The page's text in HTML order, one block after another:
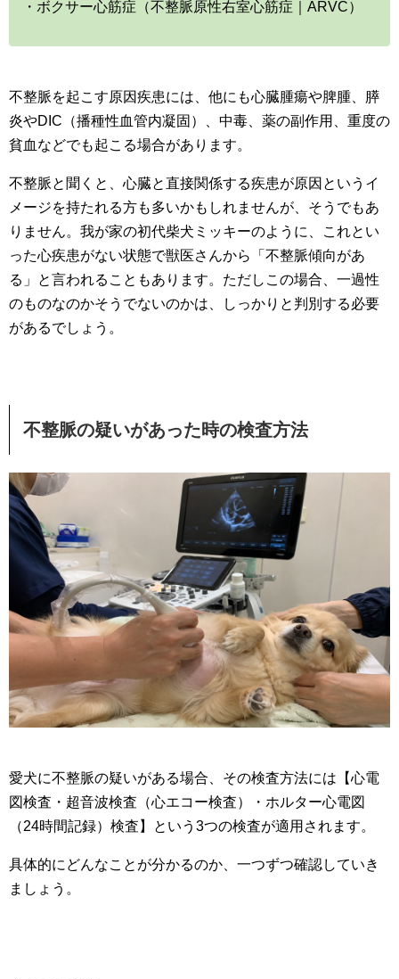
・ボクサー心筋症（不整脈原性右室心筋症｜ARVC）
不整脈を起こす原因疾患には、他にも心臓腫瘍や脾腫、膵
炎やDIC（播種性血管内凝固）、中毒、薬の副作用、重度の
貧血などでも起こる場合があります。
不整脈と聞くと、心臓と直接関係する疾患が原因というイ
メージを持たれる方も多いかもしれませんが、そうでもあ
りません。我が家の初代柴犬ミッキーのように、これとい
った心疾患がない状態で獣医さんから「不整脈傾向があ
る」と言われることもあります。ただしこの場合、一過性
のものなのかそうでないのかは、しっかりと判別する必要
があるでしょう。
不整脈の疑いがあった時の検査方法
愛犬に不整脈の疑いがある場合、その検査方法には【心電
図検査・超音波検査（心エコー検査）・ホルター心電図
（24時間記録）検査】という3つの検査が適用されます。
具体的にどんなことが分かるのか、一つずつ確認していき
ましょう。